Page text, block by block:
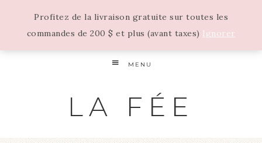
Profitez de la livraison gratuite sur toutes les
commandes de 200 $ et plus (avant taxes) Ignorer
MENU
LA FÉE